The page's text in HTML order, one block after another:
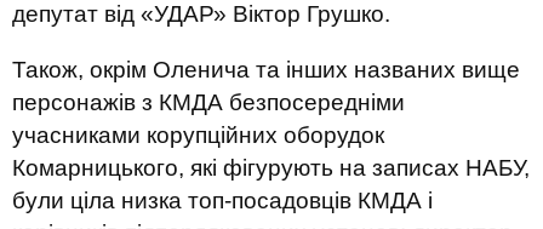
депутат від «УДАР» Віктор Грушко.
Також, окрім Оленича та інших названих вище
персонажів з КМДА безпосередніми
учасниками корупційних оборудок
Комарницького, які фігурують на записах НАБУ,
були ціла низка топ-посадовців КМДА і